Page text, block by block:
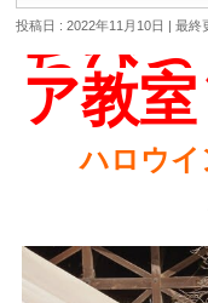
投稿日 : 2022年11月10日 最終
ちび
ア教室
ハロウイ